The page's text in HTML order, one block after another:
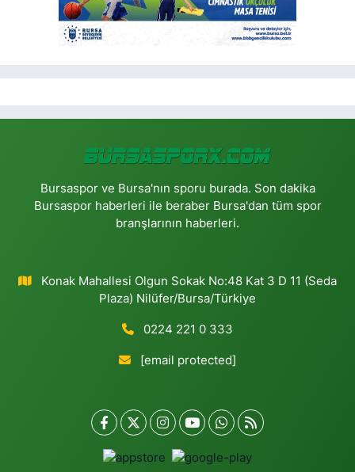
Bursaspor ve Bursa'nın sporu burada. Son dakika
Bursaspor haberleri ile beraber Bursa'dan tüm spor
branşlarının haberleri.
Konak Mahallesi Olgun Sokak No:48 Kat 3 D 11 (Seda
Plaza) Nilüfer/Bursa/Türkiye
0224 221 0 333
[email protected]